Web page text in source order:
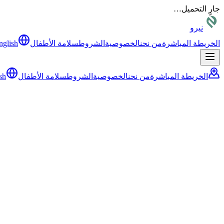
جارٍ التحميل…
نيرو
الخريطة المباشرةمن نحنالخصوصية الشروطسلامة الأطفال
الخريطة المباشرةمن نحنالخصوصية الشروطسلامة الأطفال